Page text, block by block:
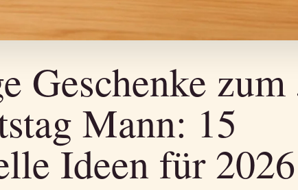
Geschenke zum
Mann: 15
Ideen für 2026